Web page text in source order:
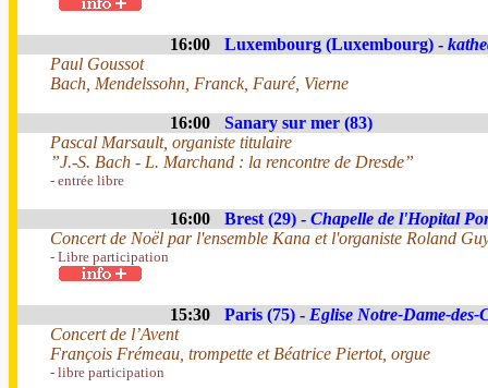
16:00 Luxembourg (Luxembourg) -
Paul Goussot
Bach, Mendelssohn, Franck, Fauré, Vierne
16:00
Sanary sur mer (83)
Pascal Marsault, organiste titulaire
”J.-S. Bach - L. Marchand : la rencontre de Dresde”
- entrée libre
16:00 Brest (29) - Chapelle de l'Hopital
Concert de Noël par l'ensemble Kana et l'organiste Roland
- Libre participation
15:30 Paris (75) - Eglise Notre-Dame-des-
Concert de l’Avent
François Frémeau, trompette et Béatrice Piertot, orgue
- libre participation